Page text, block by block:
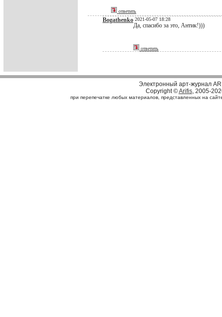
ответить
Bogathenko 2021-05-07 18:28
Да, спасибо за это, Антик!)))
ответить
Электронный арт-журнал
Copyright ©Arifis, 2005-
при перепечатке любых материалов, представленных на